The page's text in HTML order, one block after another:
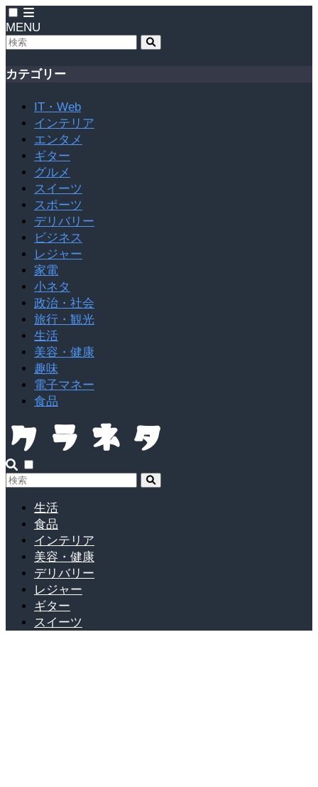
MENU
カテゴリー
IT・Web
インテリア
エンタメ
ギター
グルメ
スイーツ
スポーツ
デリバリー
ビジネス
レジャー
家電
小ネタ
政治・社会
旅行・観光
生活
美容・健康
趣味
電子マネー
食品
生活
食品
インテリア
美容・健康
デリバリー
レジャー
ギター
スイーツ